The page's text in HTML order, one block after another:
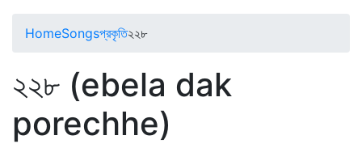
HomeSongsপ্রকৃতি২২৮
২২৮ (ebela dak
porechhe)